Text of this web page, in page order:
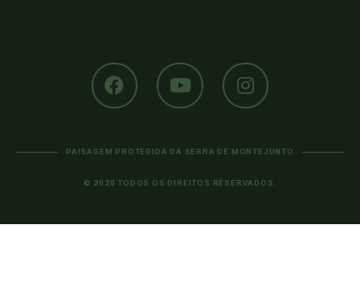
PAISAGEM PROTEGIDA DA SERRA DE MONTEJUNTO
© 2020 TODOS OS DIREITOS RESERVADOS.